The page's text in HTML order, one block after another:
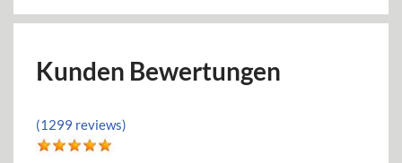
Kunden Bewertungen
(1299 reviews)